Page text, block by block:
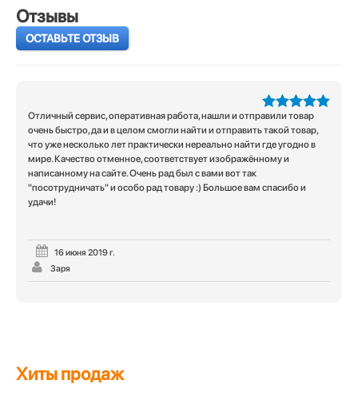
Отзывы
ОСТАВЬТЕ ОТЗЫВ
5из 5
Отличный сервис, оперативная работа, нашли и отправили товар
очень быстро, да и в целом смогли найти и отправить такой товар,
что уже несколько лет практически нереально найти где угодно в
мире. Качество отменное, соответствует изображённому и
написанному на сайте. Очень рад был с вами вот так
"посотрудничать" и особо рад товару :) Большое вам спасибо и
удачи!
16 июня 2019 г.
Заря
Хиты продаж